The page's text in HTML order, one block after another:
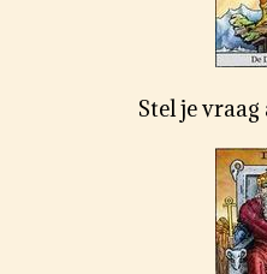
Stel je vraag